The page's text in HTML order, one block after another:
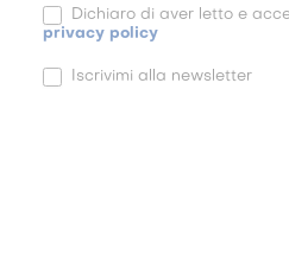
Dichiaro di aver letto e
privacy policy
Iscrivimi alla newsletter